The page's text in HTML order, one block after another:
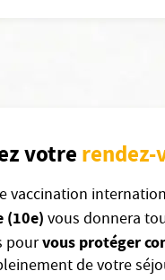
votre rendez-
vaccination
(10e) vous donnera
pourvous protéger
de votre